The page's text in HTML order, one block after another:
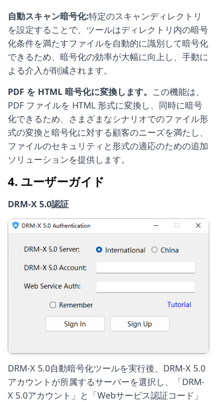
自動スキャン暗号化:特定のスキャンディレクトリ
を設定することで、ツールはディレクトリ内の暗号
化条件を満たすファイルを自動的に識別して暗号化
できるため、暗号化の効率が大幅に向上し、手動に
よる介入が削減されます。
PDF を HTML 暗号化に変換します。 この機能は、
PDF ファイルを HTML 形式に変換し、同時に暗号
化できるため、さまざまなシナリオでのファイル形
式の変換と暗号化に対する顧客のニーズを満たし、
ファイルのセキュリティと形式の適応のための追加
ソリューションを提供します。
4. ユーザーガイド
DRM-X 5.0認証
DRM-X 5.0自動暗号化ツールを実行後、DRM-X 5.0
アカウントが所属するサーバーを選択し、「DRM-
X 5.0アカウント」と「Webサービス認証コード」